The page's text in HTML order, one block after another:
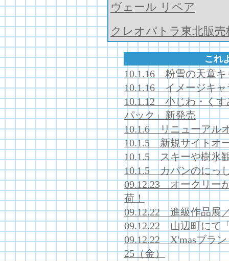
ヴェール リペア
クレオパトラ東北販売
これ
10.1.16 粉雪の天童
10.1.16 イメージキャ
10.1.12 小じわ・くす
パック」新発売
10.1.6 リニューアル
10.1.5 新規サイトオ
10.1.5 スキーや樹氷
10.1.5 カバンのにっ
09.12.23 オークリー
荷！
09.12.22 進級作品展
09.12.22 山辺町にて
09.12.22 X'masブラン
25（金）